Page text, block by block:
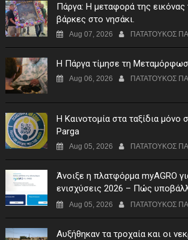
Πάργα: Η μεταφορά της εικόνας
βάρκες στο νησάκι.
Aug 07, 2026 ΠΑΤΑΤΟΥΚΟΣ
Η Πάργα τίμησε τη
Aug 06, 2026 ΠΑΤΑΤΟΥΚΟΣ
Η Καινοτομία στα ταξίδια μόνο
Parga
Aug 05, 2026 ΠΑΤΑΤΟΥΚΟΣ
Άνοιξε η πλατφόρμα myAGRO
ενισχύσεις 2026 – Πώς
Αίτηση Ενίσχυσης
Aug 05, 2026 ΠΑΤΑΤΟΥΚΟΣ
Αυξήθηκαν τα τροχαία και οι